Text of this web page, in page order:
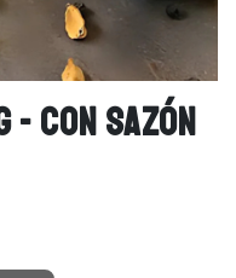
- CON SAZÓN